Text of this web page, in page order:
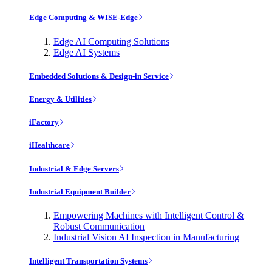
Edge Computing & WISE-Edge
Edge AI Computing Solutions
Edge AI Systems
Embedded Solutions & Design-in Service
Energy & Utilities
iFactory
iHealthcare
Industrial & Edge Servers
Industrial Equipment Builder
Empowering Machines with Intelligent Control &
Robust Communication
Industrial Vision AI Inspection in Manufacturing
Intelligent Transportation Systems